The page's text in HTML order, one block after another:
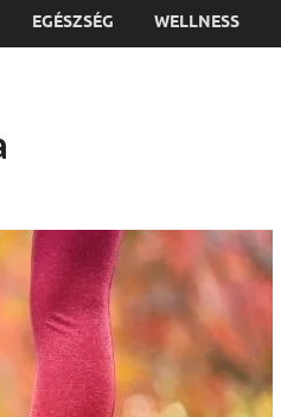
EGÉSZSÉG WELLNESS